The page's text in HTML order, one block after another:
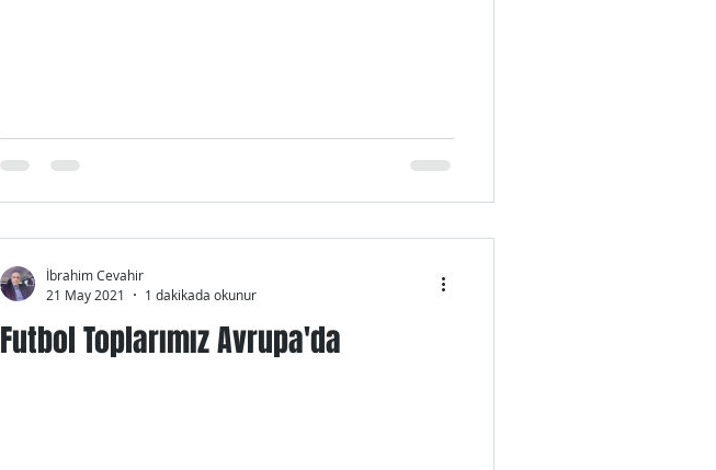
Futbol Toplarımız Avrupa'da
İbrahim Cevahir
21 May 2021
1 dakikada okunur